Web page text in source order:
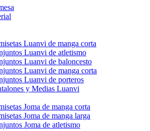
Luanvi de manga corta
Luanvi de atletismo
Luanvi de baloncesto
Luanvi de manga corta
Luanvi de porteros
y Medias Luanvi
Joma de manga corta
Joma de manga larga
Joma de atletismo